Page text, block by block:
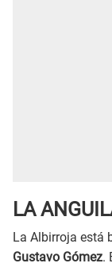
LA
La Albirroja está
Gustavo Gómez.